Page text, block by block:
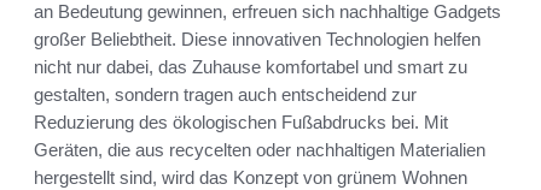
an Bedeutung gewinnen, erfreuen sich nachhaltige Gadgets
großer Beliebtheit. Diese innovativen Technologien helfen
nicht nur dabei, das Zuhause komfortabel und smart zu
gestalten, sondern tragen auch entscheidend zur
Reduzierung des ökologischen Fußabdrucks bei. Mit
Geräten, die aus recycelten oder nachhaltigen Materialien
hergestellt sind, wird das Konzept von grünem Wohnen